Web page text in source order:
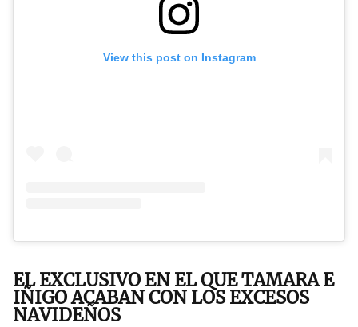
View this post on Instagram
EL EXCLUSIVO EN EL QUE TAMARA E
IÑIGO ACABAN CON LOS EXCESOS
NAVIDEÑOS